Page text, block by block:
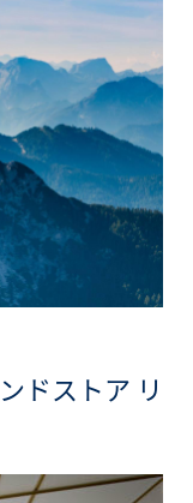
ドストア リ